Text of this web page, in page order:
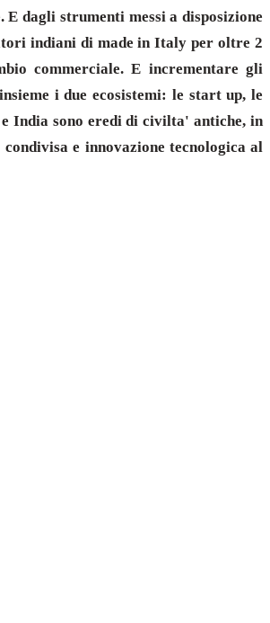
dagli strumenti messi a disposizione
indiani di made in Italy per oltre 2
commerciale. E incrementare gli
i due ecosistemi: le start up, le
India sono eredi di civilta' antiche, in
e innovazione tecnologica al